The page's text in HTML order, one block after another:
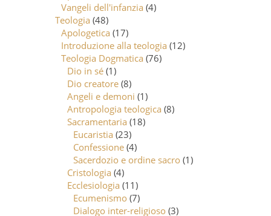
Vangeli dell'infanzia (4)
Teologia (48)
Apologetica (17)
Introduzione alla teologia (12)
Teologia Dogmatica (76)
Dio in sé (1)
Dio creatore (8)
Angeli e demoni (1)
Antropologia teologica (8)
Sacramentaria (18)
Eucaristia (23)
Confessione (4)
Sacerdozio e ordine sacro (1)
Cristologia (4)
Ecclesiologia (11)
Ecumenismo (7)
Dialogo inter-religioso (3)